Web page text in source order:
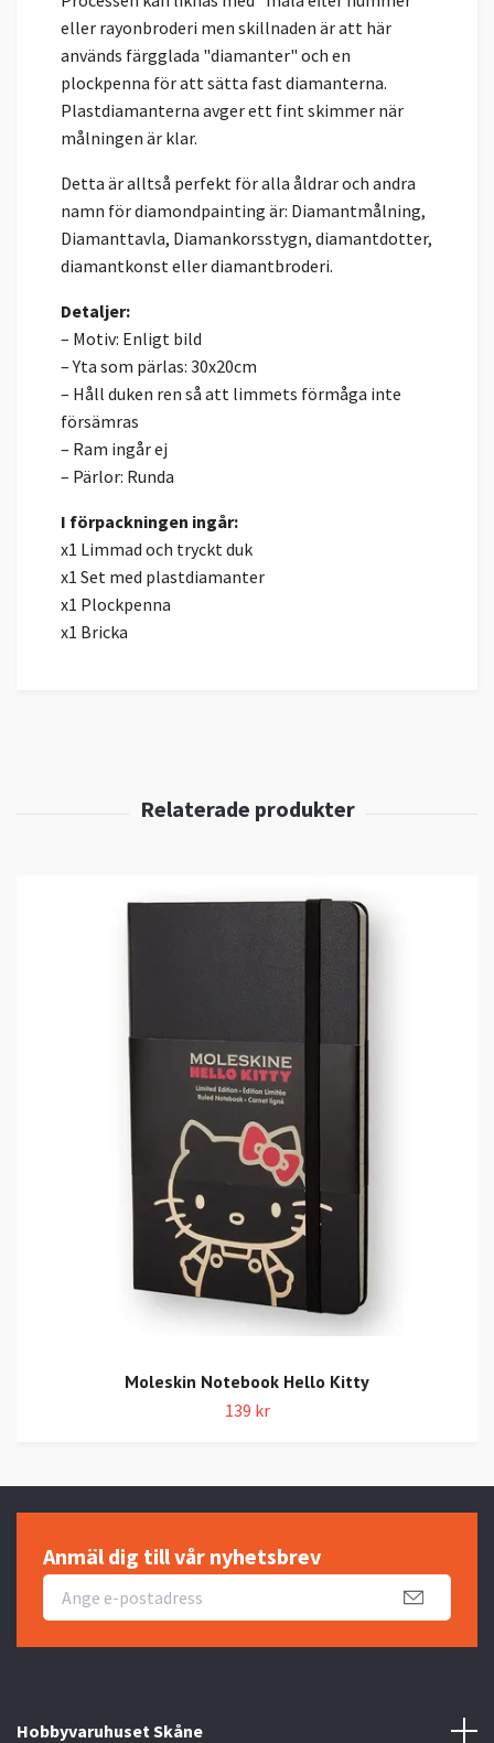
eller rayonbroderi men skillnaden är att här
används färgglada "diamanter" och en
plockpenna för att sätta fast diamanterna.
Plastdiamanterna avger ett fint skimmer när
målningen är klar.
Detta är alltså perfekt för alla åldrar och andra
namn för diamondpainting är: Diamantmålning,
Diamanttavla, Diamankorsstygn, diamantdotter,
diamantkonst eller diamantbroderi.
Detaljer:
– Motiv: Enligt bild
– Yta som pärlas: 30x20cm
– Håll duken ren så att limmets förmåga inte
försämras
– Ram ingår ej
– Pärlor: Runda
I förpackningen ingår:
x1 Limmad och tryckt duk
x1 Set med plastdiamanter
x1 Plockpenna
x1 Bricka
Moleskin Notebook Hello Kitty
139 kr
Anmäl dig till vår nyhetsbrev
Hobbyvaruhuset Skåne